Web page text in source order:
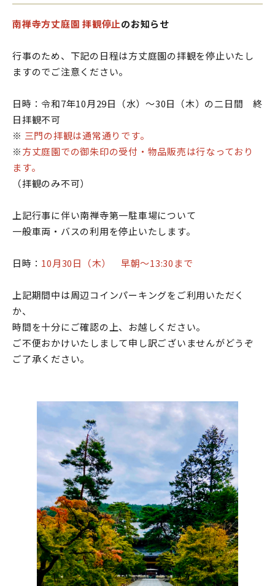
南禅寺方丈庭園 拝観停止のお知らせ
行事のため、下記の日程は方丈庭園の拝観を停止いたし
ますのでご注意ください。
日時：令和7年10月29日（水）～30日（木）の二日間 終
日拝観不可
※ 三門の拝観は通常通りです。
※方丈庭園での御朱印の受付・物品販売は行なっており
ます。
（拝観のみ不可）
上記行事に伴い南禅寺第一駐車場について
一般車両・バスの利用を停止いたします。
日時： 10月30日（木） 早朝～13:30まで
上記期間中は周辺コインパーキングをご利用いただく
か、
時間を十分にご確認の上、お越しください。
ご不便おかけいたしまして申し訳ございませんがどうぞ
ご了承ください。